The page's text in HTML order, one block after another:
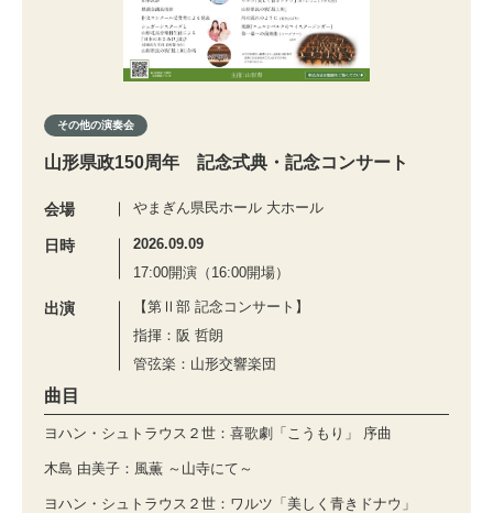
その他の演奏会
山形県政150周年 記念式典・記念コンサート
会場 やまぎん県民ホール 大ホール
日時
2026.09.09
17:00開演（16:00開場）
出演
【第Ⅱ部 記念コンサート】
指揮：阪 哲朗
管弦楽：山形交響楽団
曲目
ヨハン・シュトラウス２世：喜歌劇「こうもり」 序曲
木島 由美子：風薫 ～山寺にて～
ヨハン・シュトラウス２世：ワルツ「美しく青きドナウ」